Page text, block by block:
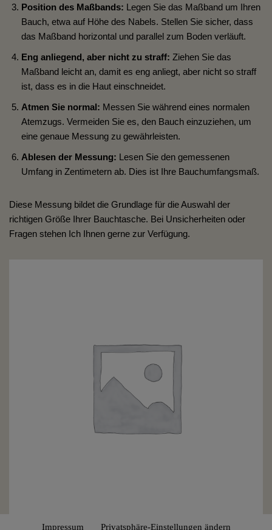
Position des Maßbands: Legen Sie das Maßband um Ihren
Bauch, etwa auf Höhe des Nabels. Stellen Sie sicher, dass
das Maßband horizontal und parallel zum Boden verläuft.
Eng anliegend, aber nicht zu straff: Ziehen Sie das
Maßband leicht an, damit es eng anliegt, aber nicht so straff
ist, dass es in die Haut einschneidet.
Atmen Sie normal: Messen Sie während eines normalen
Atemzugs. Vermeiden Sie es, den Bauch einzuziehen, um
eine genaue Messung zu gewährleisten.
Ablesen der Messung: Lesen Sie den gemessenen
Umfang in Zentimetern ab. Dies ist Ihre Bauchumfangsmaß.
Diese Messung bildet die Grundlage für die Auswahl der
richtigen Größe Ihrer Bauchtasche. Bei Unsicherheiten oder
Fragen stehen Ich Ihnen gerne zur Verfügung.
Impressum Privatsphäre-Einstellungen ändern